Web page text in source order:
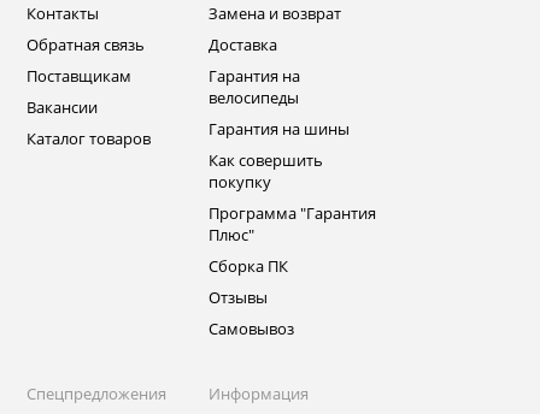
Контакты
Обратная связь
Поставщикам
Вакансии
Каталог товаров
Замена и возврат
Доставка
Гарантия на
велосипеды
Гарантия на шины
Как совершить
покупку
Программа "Гарантия
Плюс"
Сборка ПК
Отзывы
Самовывоз
Спецпредложения
Информация